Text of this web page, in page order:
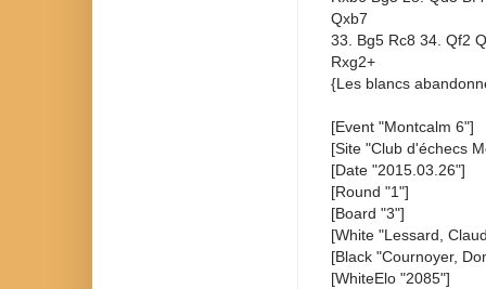
Qxb7
33. Bg5 Rc8 34. Qf2
Rxg2+
{Les blancs
[Event "Montcalm 6"]
[Site "Club d'échecs
[Date "2015.03.26"]
[Round "1"]
[Board "3"]
[White "Lessard,
[Black "Cournoyer,
[WhiteElo "2085"]